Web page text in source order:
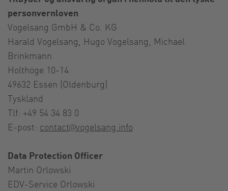
personvernloven
Vogelsang GmbH & Co. KG
Harald Vogelsang, Hugo Vogelsang, Michael
Brinkmann
Holthöge 10-14
49632 Essen (Oldenburg)
Tyskland
Tlf: +49 54 34 83 0
E-post: contact@vogelsang.info
Data Protection Officer
Martin Orlowski
EDV-Service Orlowski